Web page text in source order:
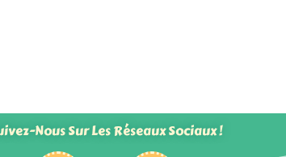
Nous Sur Les Réseaux Sociaux !